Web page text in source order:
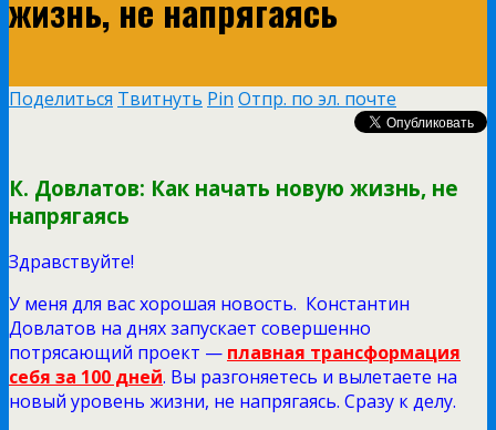
жизнь, не напрягаясь
Поделиться Твитнуть Pin Отпр. по эл. почте
К. Довлатов: Как начать новую жизнь, не
напрягаясь
Здравствуйте!
У меня для вас хорошая новость. Константин
Довлатов на днях запускает совершенно
потрясающий проект — плавная трансформация
себя за 100 дней. Вы разгоняетесь и вылетаете на
новый уровень жизни, не напрягаясь. Сразу к делу.